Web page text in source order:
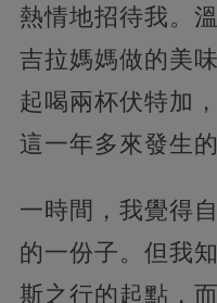
熱情地招待我。
吉拉媽媽做的美
起喝兩杯伏特加
這一年多來發生的
一時間，我覺得
的一份子。但我
斯之行的起點，而